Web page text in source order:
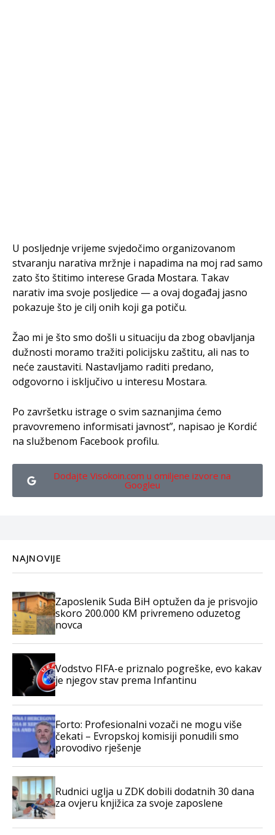
U posljednje vrijeme svjedočimo organizovanom
stvaranju narativa mržnje i napadima na moj rad samo
zato što štitimo interese Grada Mostara. Takav
narativ ima svoje posljedice — a ovaj događaj jasno
pokazuje što je cilj onih koji ga potiču.
Žao mi je što smo došli u situaciju da zbog obavljanja
dužnosti moramo tražiti policijsku zaštitu, ali nas to
neće zaustaviti. Nastavljamo raditi predano,
odgovorno i isključivo u interesu Mostara.
Po završetku istrage o svim saznanjima ćemo
pravovremeno informisati javnost”, napisao je Kordić
na službenom Facebook profilu.
Dodajte Visokoin.com u omiljene izvore na
Googleu
NAJNOVIJE
Zaposlenik Suda BiH optužen da je prisvojio
skoro 200.000 KM privremeno oduzetog
novca
Vodstvo FIFA-e priznalo pogreške, evo kakav
je njegov stav prema Infantinu
Forto: Profesionalni vozači ne mogu više
čekati – Evropskoj komisiji ponudili smo
provodivo rješenje
Rudnici uglja u ZDK dobili dodatnih 30 dana
za ovjeru knjižica za svoje zaposlene